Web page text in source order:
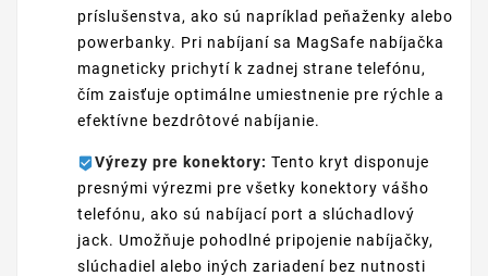
príslušenstva, ako sú napríklad peňaženky alebo
powerbanky. Pri nabíjaní sa MagSafe nabíjačka
magneticky prichytí k zadnej strane telefónu,
čím zaisťuje optimálne umiestnenie pre rýchle a
efektívne bezdrôtové nabíjanie.
Výrezy pre konektory: Tento kryt disponuje
presnými výrezmi pre všetky konektory vášho
telefónu, ako sú nabíjací port a slúchadlový
jack. Umožňuje pohodlné pripojenie nabíjačky,
slúchadiel alebo iných zariadení bez nutnosti